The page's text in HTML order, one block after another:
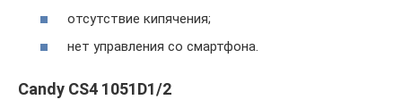
отсутствие кипячения;
нет управления со смартфона.
Candy CS4 1051D1/2